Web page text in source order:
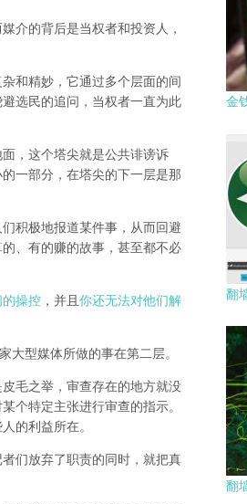
介的背后是当权者和投资人，
和精妙，它通过多个层面的间
选民的追问，当权者一直为此
，这个塔尖就是公共诽谤诉
一部分，在塔尖的下一层是那
积极地报道某件事，从而回避
、有的赚的故事，甚至都不必
操控 ，并且 你还无法对他们解
大型媒体所做的事在第二层。
毛之举，审查存在的地方就没
个特定主张进行审查的指示。
的利益所在。
们放弃了职责的同时，就把真
金
翻
翻